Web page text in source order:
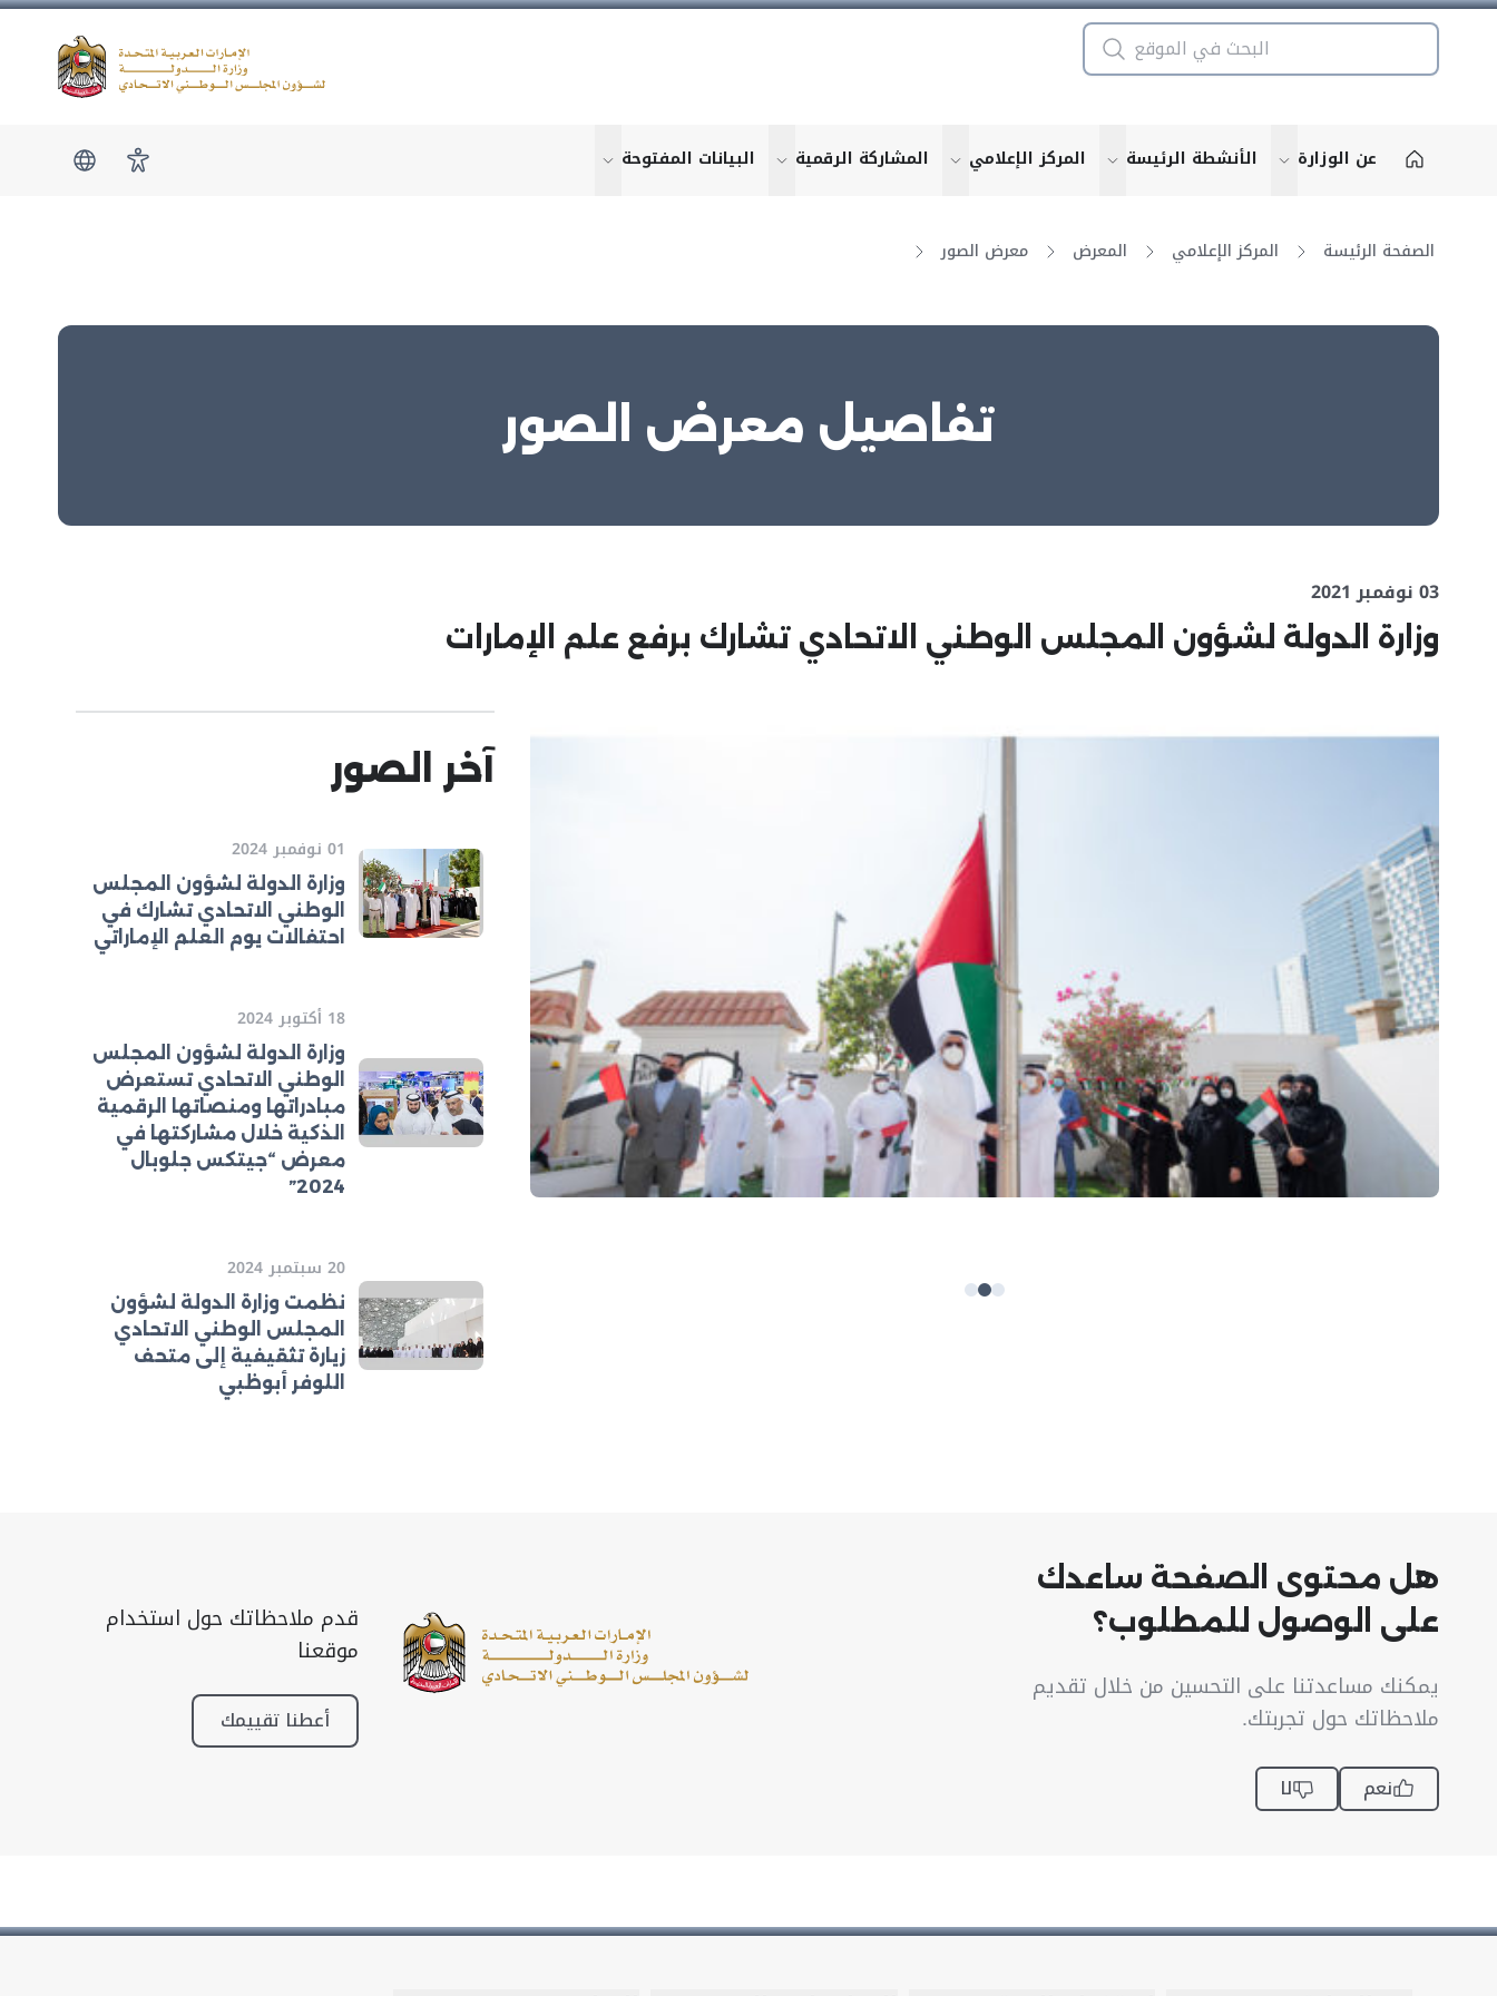
عن الوزارة show submenu for "More"
الأنشطة الرئيسة show submenu for "More"
المركز الإعلامي show submenu for "More"
المشاركة الرقمية show submenu for "More"
البيانات المفتوحة show submenu for "More" امكانية الوصول
الصفحة الرئيسة المركز الإعلامي المعرض معرض الصور
تفاصيل معرض الصور
03 نوفمبر 2021
وزارة الدولة لشؤون المجلس الوطني الاتحادي تشارك برفع علم الإمارات
آخر الصور
01 نوفمبر 2024
وزارة الدولة لشؤون المجلس
الوطني الاتحادي تشارك في
احتفالات يوم العلم الإماراتي
18 أكتوبر 2024
وزارة الدولة لشؤون المجلس
الوطني الاتحادي تستعرض
مبادراتها ومنصاتها الرقمية
الذكية خلال مشاركتها في
معرض “جيتكس جلوبال
2024”
20 سبتمبر 2024
نظمت وزارة الدولة لشؤون
المجلس الوطني الاتحادي
زيارة تثقيفية إلى متحف
اللوفر أبوظبي
هل محتوى الصفحة ساعدك
على الوصول للمطلوب؟
يمكنك مساعدتنا على التحسين من خلال تقديم
ملاحظاتك حول تجربتك.
نعم لا
قدم ملاحظاتك حول استخدام
موقعنا
أعطنا تقييمك